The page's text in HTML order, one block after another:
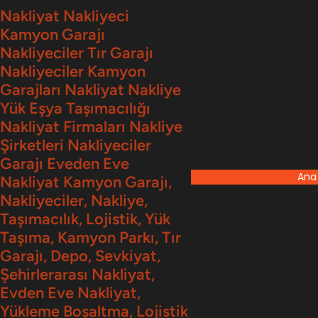
İçeriğe
geç
Nakliyat Nakliyeci
Kamyon Garajı
Nakliyeciler Tır Garajı
Nakliyeciler Kamyon
Garajları Nakliyat Nakliye
Yük Eşya Taşımacılığı
Nakliyat Firmaları Nakliye
Şirketleri Nakliyeciler
Garajı Eveden Eve
Nakliyat Kamyon Garajı,
Nakliyeciler, Nakliye,
Taşımacılık, Lojistik, Yük
Taşıma, Kamyon Parkı, Tır
Garajı, Depo, Sevkiyat,
Şehirlerarası Nakliyat,
Evden Eve Nakliyat,
Yükleme Boşaltma, Lojistik